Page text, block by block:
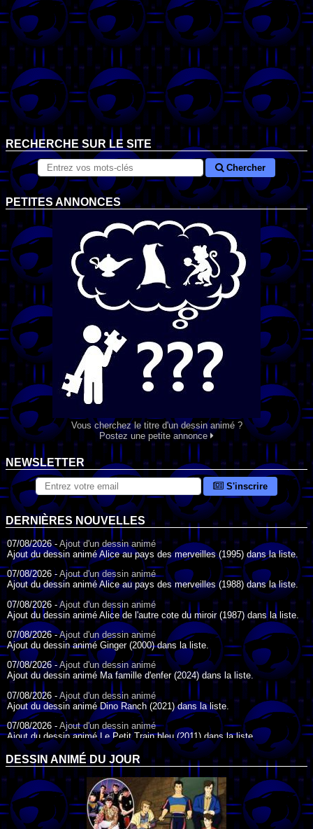
RECHERCHE SUR LE SITE
Chercher
PETITES ANNONCES
Vous cherchez le titre d'un dessin animé ?
Postez une petite annonce
NEWSLETTER
S'inscrire
DERNIÈRES NOUVELLES
07/08/2026 - Ajout d'un dessin animé
Ajout du dessin animé Alice au pays des merveilles (1995) dans la liste.
07/08/2026 - Ajout d'un dessin animé
Ajout du dessin animé Alice au pays des merveilles (1988) dans la liste.
07/08/2026 -Ajout d'un dessin animé
Ajout du dessin animé Alice de l'autre cote du miroir (1987) dans la liste.
07/08/2026 -Ajout d'un dessin animé
Ajout du dessin animé Ginger (2000) dans la liste.
07/08/2026 -Ajout d'un dessin animé
Ajout du dessin animé Ma famille d'enfer (2024) dans la liste.
07/08/2026 - Ajout d'un dessin animé
Ajout du dessin animé Dino Ranch (2021) dans la liste.
07/08/2026 - Ajout d'un dessin animé
Ajout du dessin animé Le Petit Train bleu (2011) dans la liste.
07/08/2026 -Ajout d'un dessin animé
Ajout du dessin animé Agent Spécial Oso (2009) dans la liste.
17/07/2026 -Ajout d'un dessin animé
Ajout du dessin animé Peter Pan (1988) dans la liste.
17/07/2026 - Ajout d'un dessin animé
DESSIN ANIMÉ DU JOUR